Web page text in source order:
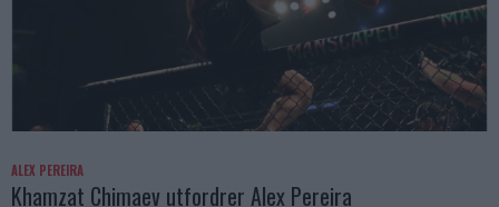
ALEX PEREIRA
Khamzat Chimaev utfordrer Alex Pereira